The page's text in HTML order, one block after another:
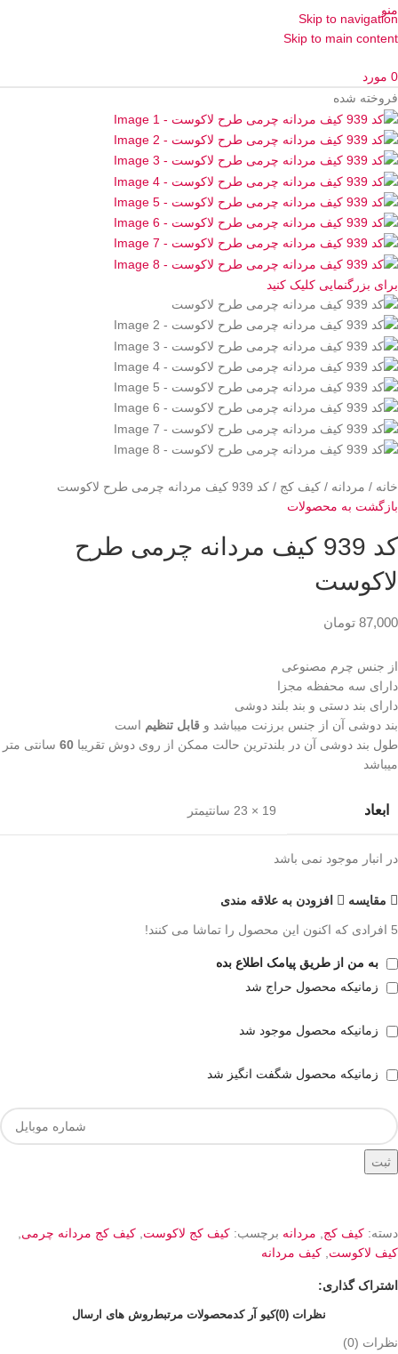
Skip to navigation
Skip to main content
منو
0 مورد
فروخته شده
برای بزرگنمایی کلیک کنید
خانه مردانه کیف کج
کد 939 کیف مردانه چرمی طرح لاکوست
بازگشت به محصولات
کد 939 کیف مردانه چرمی طرح
لاکوست
87,000 تومان
از جنس چرم مصنوعی
دارای سه محفظه مجزا
دارای بند دستی و بند بلند دوشی
بند دوشی آن از جنس برزنت میباشد و قابل تنظیم است
طول بند دوشی آن در بلندترین حالت ممکن از روی دوش تقریبا 60 سانتی متر
میباشد
ابعاد 19 × 23 سانتیمتر
در انبار موجود نمی باشد
مقايسه افزودن به علاقه مندی
5 افرادی که اکنون این محصول را تماشا می کنند!
به من از طریق پیامک اطلاع بده
زمانیکه محصول حراج شد
زمانیکه محصول موجود شد
زمانیکه محصول شگفت انگیز شد
ثبت
دسته: کیف کج مردانه برچسب: کیف کج لاکوست کیف کج مردانه چرمی
کیف لاکوست کیف مردانه
اشتراک گذاری:
نظرات (0) کیو آر کدمحصولات مرتبطروش های ارسال
نظرات (0)